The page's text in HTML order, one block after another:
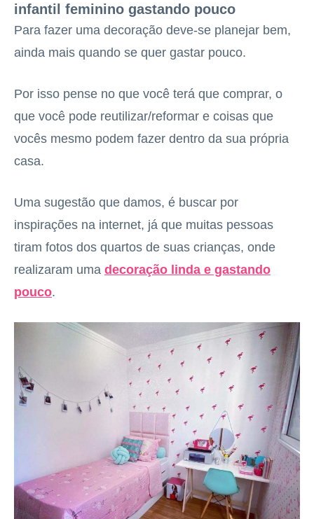
infantil feminino gastando pouco
Para fazer uma decoração deve-se planejar bem,
ainda mais quando se quer gastar pouco.
Por isso pense no que você terá que comprar, o
que você pode reutilizar/reformar e coisas que
vocês mesmo podem fazer dentro da sua própria
casa.
Uma sugestão que damos, é buscar por
inspirações na internet, já que muitas pessoas
tiram fotos dos quartos de suas crianças, onde
realizaram uma decoração linda e gastando
pouco.